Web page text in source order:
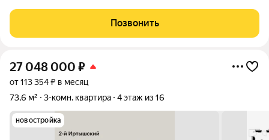
вас следующим: Уникальное расположение: вдали от шума
городских магистралей, окружено
Позвонить
27 048 000 ₽
от 113 354 ₽ в месяц
73,6 м²
3-комн. квартира 4 этаж из 16
новостройка